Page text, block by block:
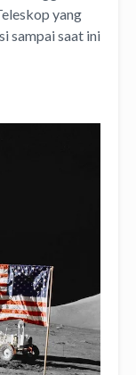
yang
sampai saat ini